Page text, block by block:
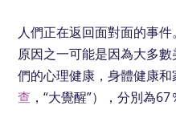
人們正在返回面對面的事件
原因之一可能是因為大多
們的心理健康，身體健康和
查 ，“大覺醒”），分別為67